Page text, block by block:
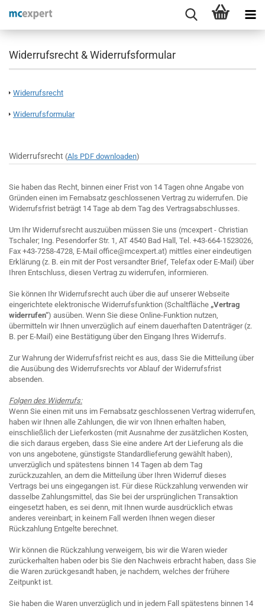
Widerrufsrecht & Widerrufsformular
Widerrufsrecht
Widerrufsformular
Widerrufsrecht (Als PDF downloaden)
Sie haben das Recht, binnen einer Frist von 14 Tagen ohne Angabe von
Gründen einen im Fernabsatz geschlossenen Vertrag zu widerrufen. Die
Widerrufsfrist beträgt 14 Tage ab dem Tag des Vertragsabschlusses.
Um Ihr Widerrufsrecht auszuüben müssen Sie uns (mcexpert - Christian
Tschaler; Ing. Pesendorfer Str. 1, AT 4540 Bad Hall, Tel. +43-664-1523026,
Fax +43-7258-4728, E-Mail office@mcexpert.at) mittles einer eindeutigen
Erklärung (z. B. ein mit der Post versandter Brief, Telefax oder E-Mail) über
Ihren Entschluss, diesen Vertrag zu widerrufen, informieren.
Sie können Ihr Widerrufsrecht auch über die auf unserer Webseite
eingerichtete elektronische Widerrufsfunktion (Schaltfläche „Vertrag
widerrufen“) ausüben. Wenn Sie diese Online-Funktion nutzen,
übermitteln wir Ihnen unverzüglich auf einem dauerhaften Datenträger (z.
B. per E-Mail) eine Bestätigung über den Eingang Ihres Widerrufs.
Zur Wahrung der Widerrufsfrist reicht es aus, dass Sie die Mitteilung über
die Ausübung des Widerrufsrechts vor Ablauf der Widerrufsfrist
absenden.
Folgen des Widerrufs:
Wenn Sie einen mit uns im Fernabsatz geschlossenen Vertrag widerrufen,
haben wir Ihnen alle Zahlungen, die wir von Ihnen erhalten haben,
einschließlich der Lieferkosten (mit Ausnahme der zusätzlichen Kosten,
die sich daraus ergeben, dass Sie eine andere Art der Lieferung als die
von uns angebotene, günstigste Standardlieferung gewählt haben),
unverzüglich und spätestens binnen 14 Tagen ab dem Tag
zurückzuzahlen, an dem die Mitteilung über Ihren Widerruf dieses
Vertrags bei uns eingegangen ist. Für diese Rückzahlung verwenden wir
dasselbe Zahlungsmittel, das Sie bei der ursprünglichen Transaktion
eingesetzt haben, es sei denn, mit Ihnen wurde ausdrücklich etwas
anderes vereinbart; in keinem Fall werden Ihnen wegen dieser
Rückzahlung Entgelte berechnet.
Wir können die Rückzahlung verweigern, bis wir die Waren wieder
zurückerhalten haben oder bis Sie den Nachweis erbracht haben, dass Sie
die Waren zurückgesandt haben, je nachdem, welches der frühere
Zeitpunkt ist.
Sie haben die Waren unverzüglich und in jedem Fall spätestens binnen 14